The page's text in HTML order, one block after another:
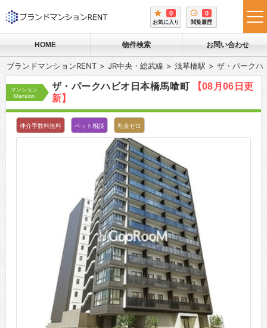
0
お気に入り
0
閲覧履歴
HOME 物件検索 お問い合わせ
ブランドマンションRENT JR中央・総武線 浅草橋駅 ザ・パークハ
マンション
Mansion
ザ・パークハビオ日本橋馬喰町
【08月06日更
新】
仲介手数料無料 ペット相談 礼金ゼロ